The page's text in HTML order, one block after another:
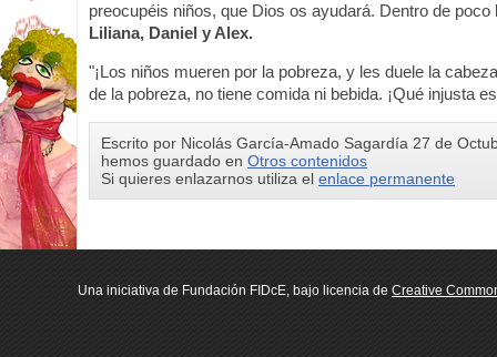
preocupéis niños, que Dios os ayudará. Dentro de
Liliana, Daniel y Alex.
"¡Los niños mueren por la pobreza, y les duele la
de la pobreza, no tiene comida ni bebida. ¡Qué injusta
Escrito por Nicolás García-Amado Sagardía 27 de
hemos guardado en Otros contenidos
Si quieres enlazarnos utiliza el enlace permanente
Una iniciativa de Fundación FIDcE, bajo licencia de Creative